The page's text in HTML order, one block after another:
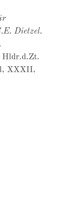
Dietzel.
Hldr.d.Zt.
XXXII,